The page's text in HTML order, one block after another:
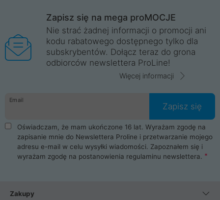
Wrocław, Poznań, Legnica, Katowice, Gliwice, Kalisz, Bytom,
Trzebnica, Opole. Szybka i profesjonalna obsługa!
ProLine to polska firma ze 100% polskim kapitałem. Działamy
legalnie i płacimy podatki w naszym kraju! Posiadamy siedzibę
główną w Mirkowie oraz salony na terenie kraju. Cała
komunikacja ze sklepem komputerowym ProLine jest
danych osobowych. Dlatego zakup notebooka albo laptopa w
ProLine to czysta przyjemność i pełne bezpieczeństwo.
Zaopatrzysz się u nas w akcesoria i części komputerowe
takie jak procesory, karty graficzne, płyty główne, pamięci,
dyski SSD, M.2 oraz HDD. Nasi pracownicy pomogą Ci wybrać
najlepszy zasilacz komputerowy oraz obudowę do komputera.
Poza komputerami mamy również najlepsze na rynku
Smartfony takich producentów jak Xiaomi, Apple, Samsung i
wentylatory. Na koniec mając już to wszystko, możesz
Zapisz się na mega proMOCJE
Nie strać żadnej informacji o promocji ani
kodu rabatowego dostępnego tylko dla
subskrybentów. Dołącz teraz do grona
odbiorców newslettera ProLine!
Więcej informacji
Email
Zapisz się
Oświadczam, że mam ukończone 16 lat. Wyrażam zgodę na
zapisanie mnie do Newslettera Proline i przetwarzanie mojego
adresu e-mail w celu wysyłki wiadomości. Zapoznałem się i
wyrażam zgodę na postanowienia regulaminu newslettera.
Zakupy